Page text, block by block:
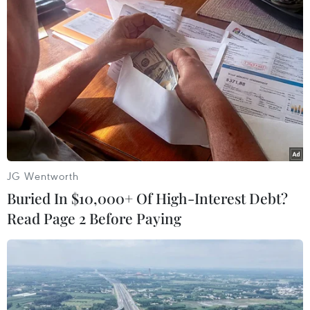
với các phần mềm khác, để các địa phương có
thể triển khai các phần mềm khác nhau./.
(TTXVN/Vietnam+)
JG Wentworth
Buried In $10,000+ Of High-Interest Debt?
Read Page 2 Before Paying